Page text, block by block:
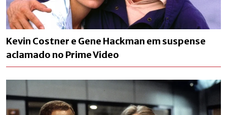
Kevin Costner e Gene Hackman em suspense
aclamado no Prime Video